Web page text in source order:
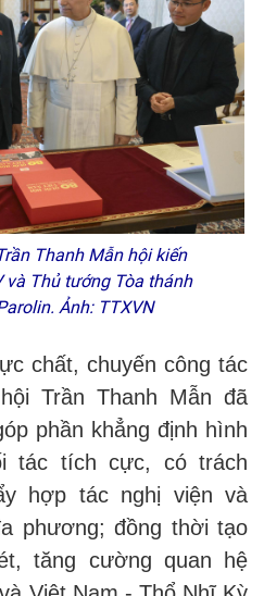
Thanh Mẫn hội kiến
và Thủ tướng Tòa thánh
Ảnh: TTXVN
chất, chuyến công tác
Trần Thanh Mẫn đã
phần khẳng định hình
tác tích cực, có trách
hợp tác nghị viện và
phương; đồng thời tạo
tăng cường quan hệ